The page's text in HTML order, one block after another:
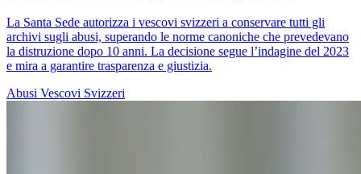
La Santa Sede autorizza i vescovi svizzeri a conservare tutti gli
archivi sugli abusi, superando le norme canoniche che prevedevano
la distruzione dopo 10 anni. La decisione segue l’indagine del 2023
e mira a garantire trasparenza e giustizia.
Abusi Vescovi Svizzeri